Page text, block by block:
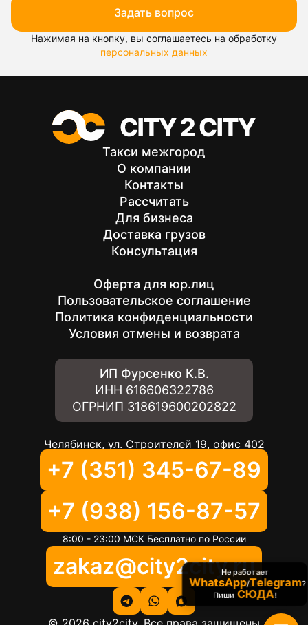
Задать вопрос
Нажимая на кнопку, вы соглашаетесь на обработку
персональных данных
Такси межгород
О компании
Контакты
Рассчитать
Для бизнеса
Доставка грузов
Консультация
Оферта для юр.лиц
Пользовательское соглашение
Политика конфиденциальности
Условия отмены и возврата
ИП Фурсенко К.В.
ИНН 616606322786
ОГРНИП 318619600202822
Челябинск, ул. Строителей 19, офис 402
+7 (351) 345-67-89
+7 (938) 156-87-57
8:00 - 23:00 МСК Бесплатно по России
zakaz@city2city.ru
Не работает
WhatsApp/Telegram?
Пиши СЮДА!